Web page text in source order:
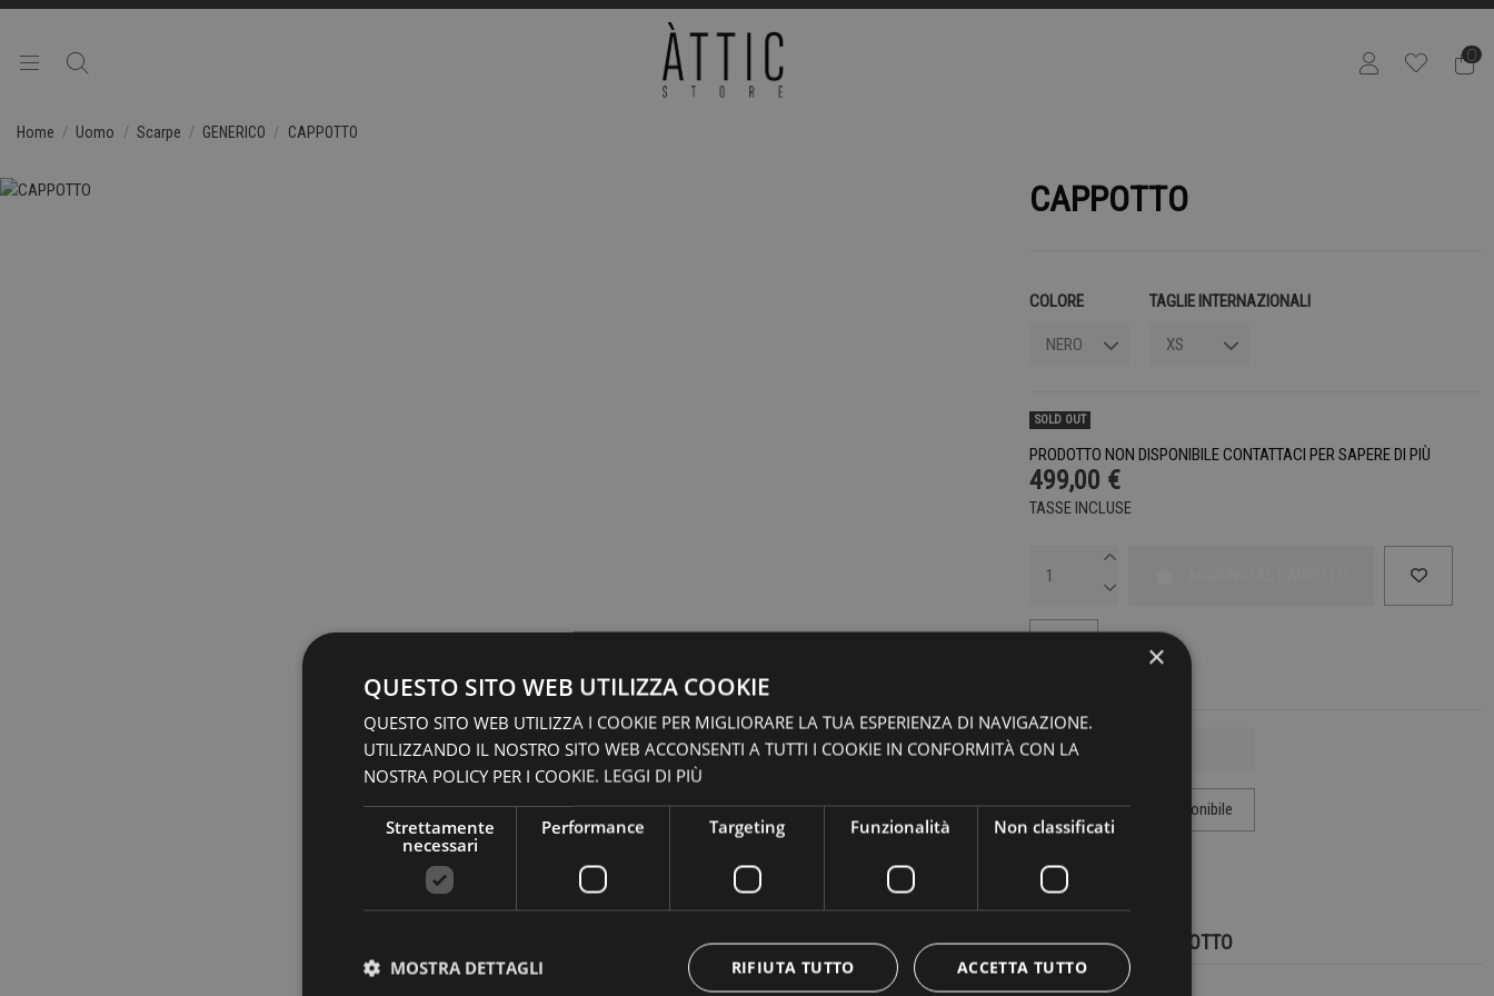
0
Home Uomo Scarpe GENERICO CAPPOTTO
CAPPOTTO
COLORE TAGLIE INTERNAZIONALI
SOLD OUT
PRODOTTO NON DISPONIBILE CONTATTACI PER SAPERE DI PIÙ
499,00 €
TASSE INCLUSE
MARCA:
DETTAGLI DEL PRODOTTO
×
QUESTO SITO WEB UTILIZZA COOKIE
QUESTO SITO WEB UTILIZZA I COOKIE PER MIGLIORARE LA TUA ESPERIENZA DI NAVIGAZIONE.
UTILIZZANDO IL NOSTRO SITO WEB ACCONSENTI A TUTTI I COOKIE IN CONFORMITÀ CON LA
NOSTRA POLICY PER I COOKIE. LEGGI DI PIÙ
Strettamente
necessari
Performance Targeting Funzionalità Non classificati
ACCETTA TUTTO
RIFIUTA TUTTO
MOSTRA DETTAGLI